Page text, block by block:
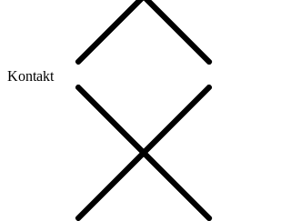
Kontakt